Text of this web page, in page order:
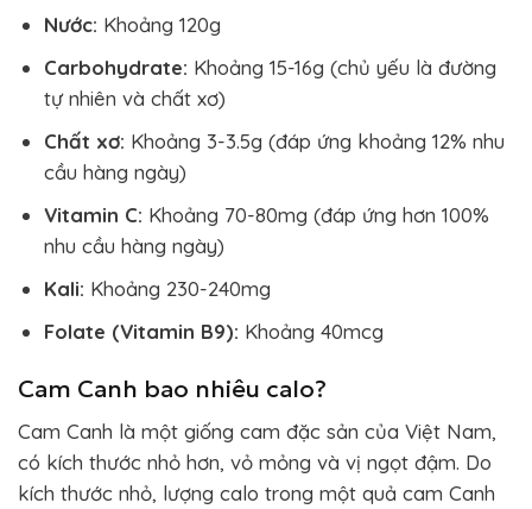
Nước: Khoảng 120g
Carbohydrate: Khoảng 15-16g (chủ yếu là đường
tự nhiên và chất xơ)
Chất xơ: Khoảng 3-3.5g (đáp ứng khoảng 12% nhu
cầu hàng ngày)
Vitamin C: Khoảng 70-80mg (đáp ứng hơn 100%
nhu cầu hàng ngày)
Kali: Khoảng 230-240mg
Folate (Vitamin B9): Khoảng 40mcg
Cam Canh bao nhiêu calo?
Cam Canh là một giống cam đặc sản của Việt Nam,
có kích thước nhỏ hơn, vỏ mỏng và vị ngọt đậm. Do
kích thước nhỏ, lượng calo trong một quả cam Canh